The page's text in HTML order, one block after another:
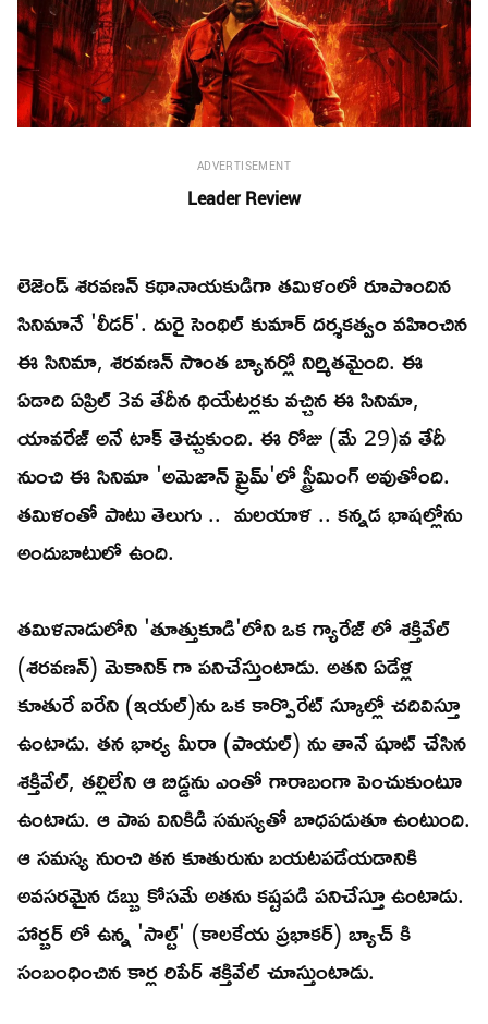
ADVERTISEMENT
Leader Review
లెజెండ్ శరవణన్ కథానాయకుడిగా తమిళంలో రూపొందిన
సినిమానే 'లీడర్'. దురై సెంథిల్ కుమార్ దర్శకత్వం వహించిన
ఈ సినిమా, శరవణన్ సొంత బ్యానర్లో నిర్మితమైంది. ఈ
ఏడాది ఏప్రిల్ 3వ తేదీన థియేటర్లకు వచ్చిన ఈ సినిమా,
యావరేజ్ అనే టాక్ తెచ్చుకుంది. ఈ రోజు (మే 29)వ తేదీ
నుంచి ఈ సినిమా 'అమెజాన్ ప్రైమ్'లో స్ట్రీమింగ్ అవుతోంది.
తమిళంతో పాటు తెలుగు .. మలయాళ .. కన్నడ భాషల్లోను
అందుబాటులో ఉంది.
తమిళనాడులోని 'తూత్తుకూడి'లోని ఒక గ్యారేజ్ లో శక్తివేల్
(శరవణన్) మెకానిక్ గా పనిచేస్తుంటాడు. అతని ఏడేళ్ల
కూతురే ఐరేని (ఇయల్)ను ఒక కార్పొరేట్ స్కూల్లో చదివిస్తూ
ఉంటాడు. తన భార్య మీరా (పాయల్) ను తానే షూట్ చేసిన
శక్తివేల్, తల్లిలేని ఆ బిడ్డను ఎంతో గారాబంగా పెంచుకుంటూ
ఉంటాడు. ఆ పాప వినికిడి సమస్యతో బాధపడుతూ ఉంటుంది.
ఆ సమస్య నుంచి తన కూతురును బయటపడేయడానికి
అవసరమైన డబ్బు కోసమే అతను కష్టపడి పనిచేస్తూ ఉంటాడు.
హార్బర్ లో ఉన్న 'సాల్ట్' (కాలకేయ ప్రభాకర్) బ్యాచ్ కి
సంబంధించిన కార్ల రిపేర్ శక్తివేల్ చూస్తుంటాడు.